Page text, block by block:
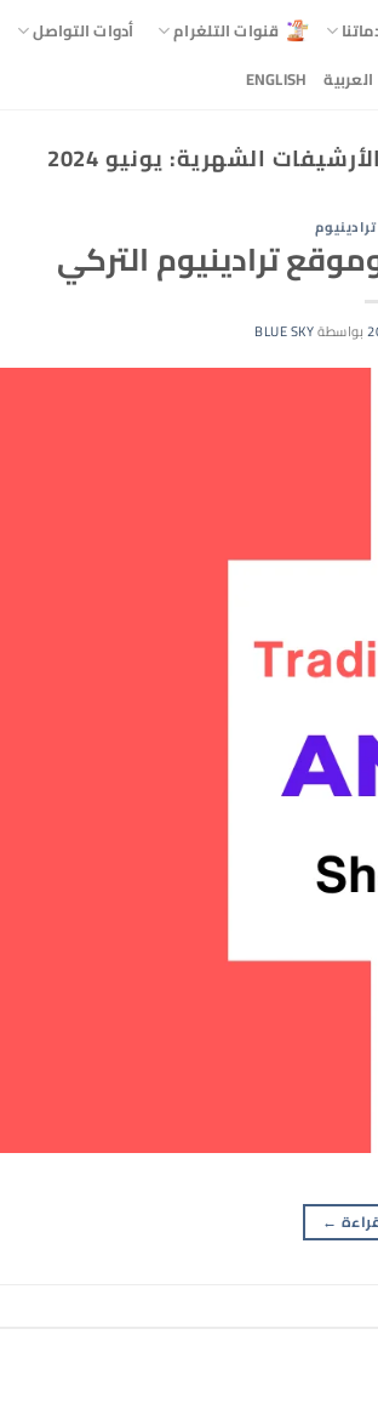
قنوات التلغرام
أدوات التواصل
العربية ENGLISH
الأرشيفات الشهرية: يونيو 2024
ترادينيوم التركي
بواسطةBLUE SKY
←